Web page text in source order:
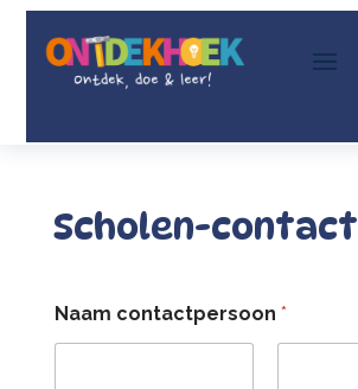
Scholen-contact
Naam contactpersoon *